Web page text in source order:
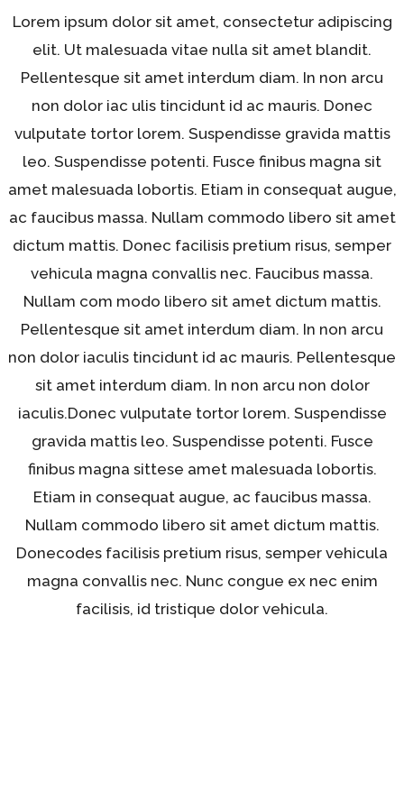
Lorem ipsum dolor sit amet, consectetur adipiscing
elit. Ut malesuada vitae nulla sit amet blandit.
Pellentesque sit amet interdum diam. In non arcu
non dolor iac ulis tincidunt id ac mauris. Donec
vulputate tortor lorem. Suspendisse gravida mattis
leo. Suspendisse potenti. Fusce finibus magna sit
amet malesuada lobortis. Etiam in consequat augue,
ac faucibus massa. Nullam commodo libero sit amet
dictum mattis. Donec facilisis pretium risus, semper
vehicula magna convallis nec. Faucibus massa.
Nullam com modo libero sit amet dictum mattis.
Pellentesque sit amet interdum diam. In non arcu
non dolor iaculis tincidunt id ac mauris. Pellentesque
sit amet interdum diam. In non arcu non dolor
iaculis.Donec vulputate tortor lorem. Suspendisse
gravida mattis leo. Suspendisse potenti. Fusce
finibus magna sittese amet malesuada lobortis.
Etiam in consequat augue, ac faucibus massa.
Nullam commodo libero sit amet dictum mattis.
Donecodes facilisis pretium risus, semper vehicula
magna convallis nec. Nunc congue ex nec enim
facilisis, id tristique dolor vehicula.